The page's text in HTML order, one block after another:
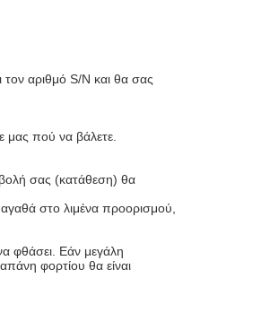
αριθμό S/N και θα σας
μας πού να βάλετε.
σας (κατάθεση) θα
στο λιμένα προορισμού,
φθάσει. Εάν μεγάλη
φορτίου θα είναι